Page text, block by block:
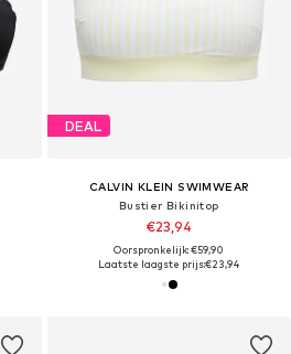
DEAL
CALVIN KLEIN SWIMWEAR
Bustier Bikinitop
€23,94
Oorspronkelijk: €59,90
Laatste laagste prijs:€23,94